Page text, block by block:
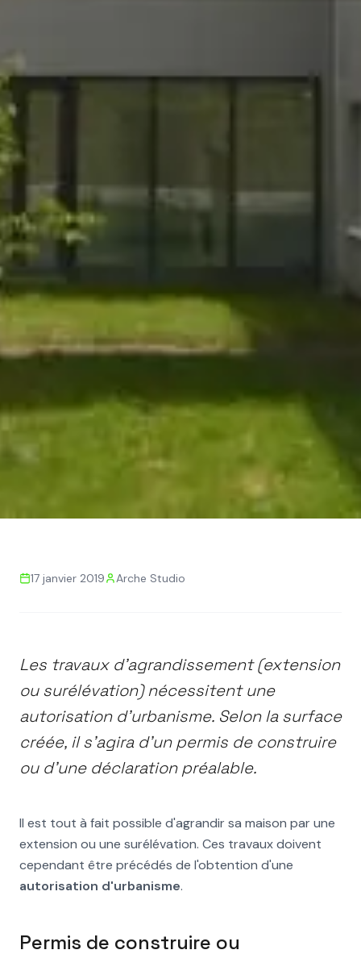
Puis-je faire une
extension à ma maison ?
17 janvier 2019 Arche Studio
Les travaux d'agrandissement (extension
ou surélévation) nécessitent une
autorisation d'urbanisme. Selon la surface
créée, il s'agira d'un permis de construire
ou d'une déclaration préalable.
Il est tout à fait possible d'agrandir sa maison par une
extension ou une surélévation. Ces travaux doivent
cependant être précédés de l'obtention d'une
autorisation d'urbanisme.
Permis de construire ou